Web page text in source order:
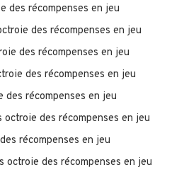
des récompenses en jeu
des récompenses en jeu
des récompenses en jeu
des récompenses en jeu
des récompenses en jeu
octroie des récompenses en jeu
récompenses en jeu
octroie des récompenses en jeu